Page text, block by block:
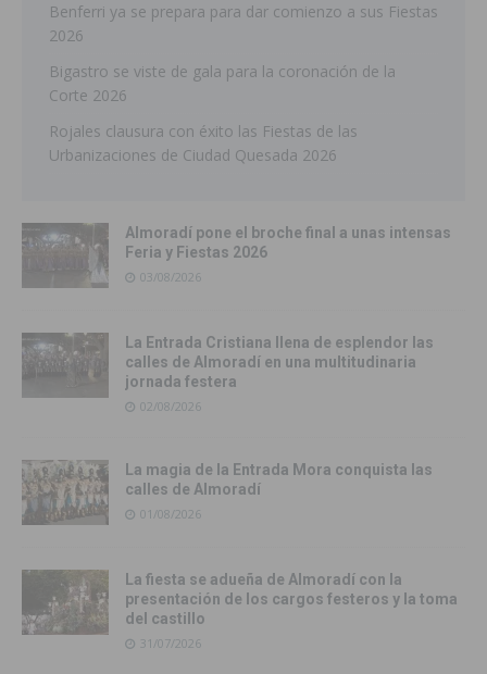
Benferri ya se prepara para dar comienzo a sus Fiestas
2026
Bigastro se viste de gala para la coronación de la
Corte 2026
Rojales clausura con éxito las Fiestas de las
Urbanizaciones de Ciudad Quesada 2026
Almoradí pone el broche final a unas intensas
Feria y Fiestas 2026
03/08/2026
La Entrada Cristiana llena de esplendor las
calles de Almoradí en una multitudinaria
jornada festera
02/08/2026
La magia de la Entrada Mora conquista las
calles de Almoradí
01/08/2026
La fiesta se adueña de Almoradí con la
presentación de los cargos festeros y la toma
del castillo
31/07/2026